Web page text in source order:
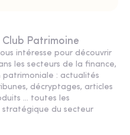
Club Patrimoine
intéresse pour découvrir
les secteurs de la finance,
: actualités
décryptages, articles
... toutes les
stratégique du secteur